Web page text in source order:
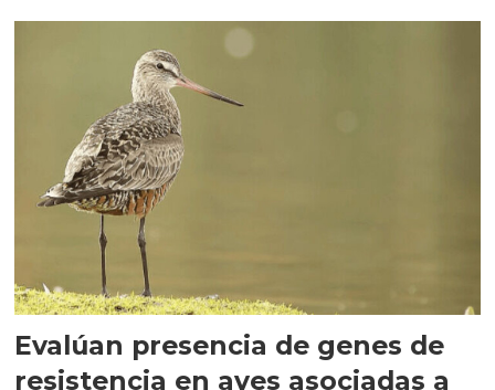
Evalúan presencia de genes de
resistencia en aves asociadas a